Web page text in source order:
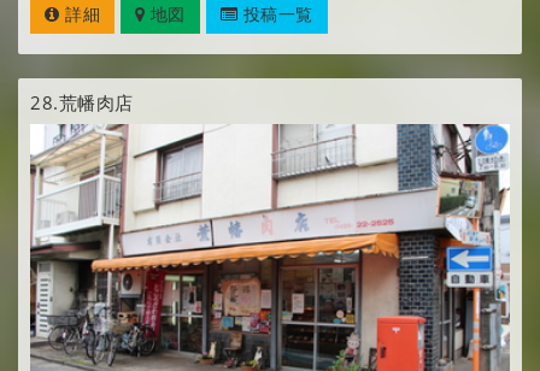
詳細 地図 投稿一覧
28.荒幡肉店